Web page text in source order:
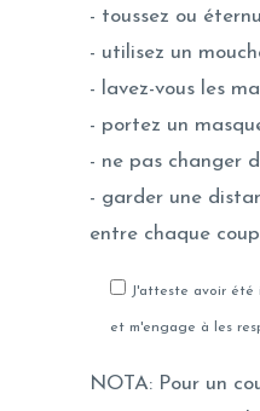
- toussez ou
- utilisez un
- lavez-vous les
- portez un
- ne pas changer
- garder une
entre chaque
J'atteste avoir été
et m'engage à les
NOTA: Pour un